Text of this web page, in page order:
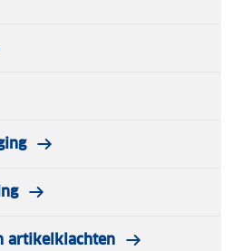
artikelklachten